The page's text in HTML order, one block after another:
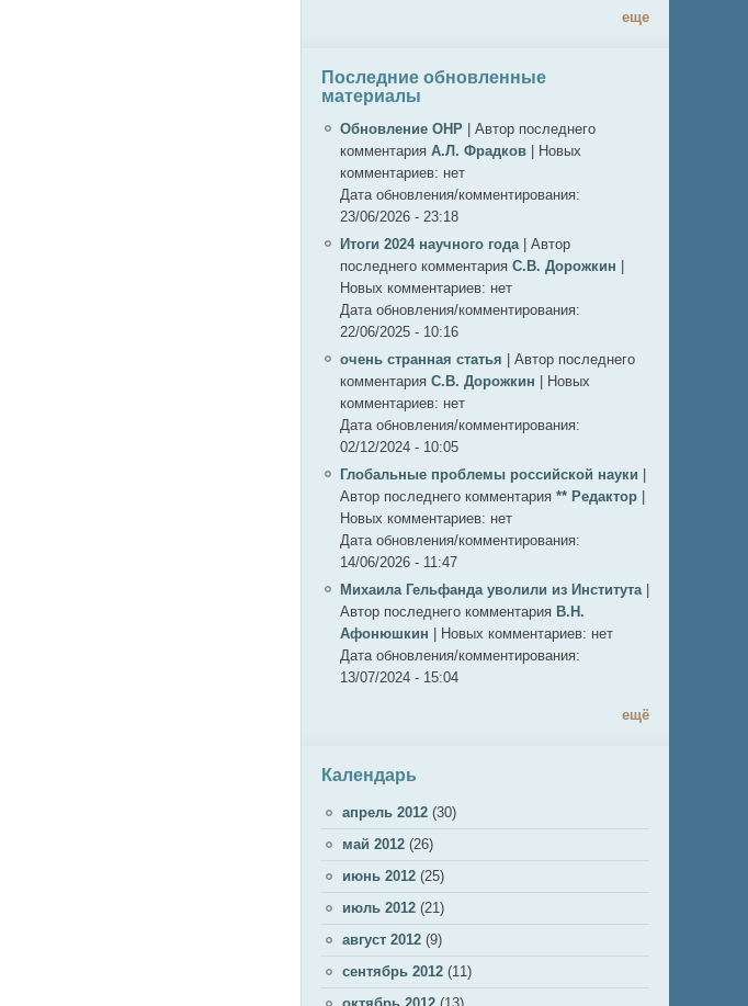
еще
Последние обновленные
материалы
Обновление ОНР
Автор последнего
комментария А.Л. Фрадков
Новых
комментариев: нет
Дата обновления/комментирования:
23/06/2026 - 23:18
Итоги 2024 научного года
Автор
последнего комментария С.В. Дорожкин
Новых комментариев: нет
Дата обновления/комментирования:
22/06/2025 - 10:16
очень странная статья
Автор последнего
комментария С.В. Дорожкин
Новых
комментариев: нет
Дата обновления/комментирования:
02/12/2024 - 10:05
Глобальные проблемы российской науки
Автор последнего комментария ** Редактор
Новых комментариев: нет
Дата обновления/комментирования:
14/06/2026 - 11:47
Михаила Гельфанда уволили из Института
Автор последнего комментария В.Н.
Афонюшкин
Новых комментариев: нет
Дата обновления/комментирования:
13/07/2024 - 15:04
ещё
Календарь
апрель 2012 (30)
май 2012 (26)
июнь 2012 (25)
июль 2012 (21)
август 2012 (9)
сентябрь 2012 (11)